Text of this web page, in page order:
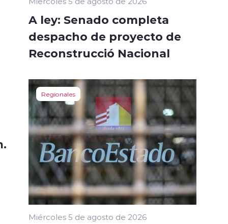
A ley: Senado completa
despacho de proyecto de
Reconstrucció Nacional
Regionales
Miércoles 5 de agosto de 2026